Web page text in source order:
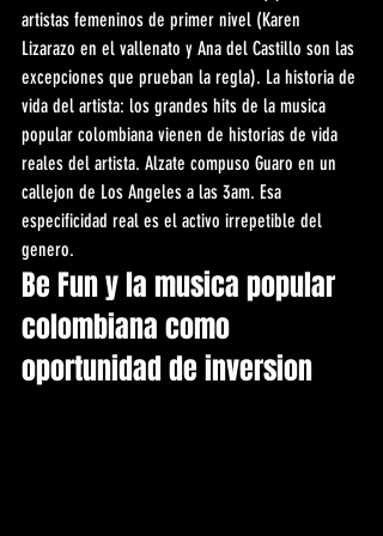
artistas femeninos de primer nivel (Karen
Lizarazo en el vallenato y Ana del Castillo son las
excepciones que prueban la regla). La historia de
vida del artista: los grandes hits de la musica
popular colombiana vienen de historias de vida
reales del artista. Alzate compuso Guaro en un
callejon de Los Angeles a las 3am. Esa
especificidad real es el activo irrepetible del
genero.
Be Fun y la musica popular
colombiana como
oportunidad de inversion